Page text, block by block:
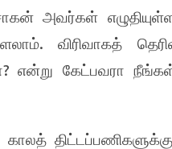
அவர்கள்
.விரிவாகத்
?என்று கேட்பவரா